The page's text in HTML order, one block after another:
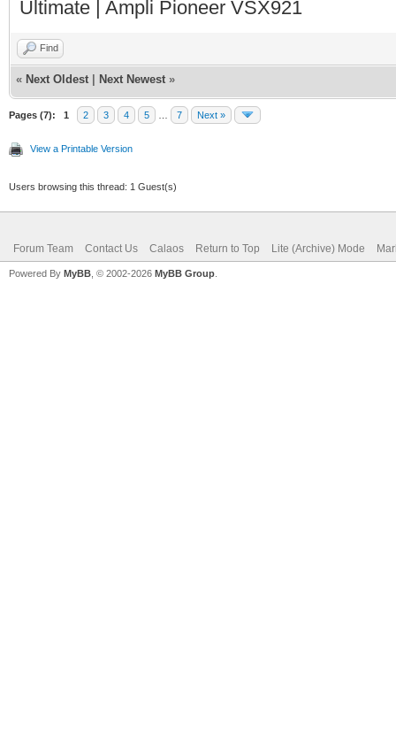
Ultimate | Ampli Pioneer VSX921
Find
« Next Oldest Next Newest »
Pages (7): 1 2 3 4 5 7 Next »
View a Printable Version
Users browsing this thread: 1 Guest(s)
Forum Team Contact Us Calaos Return to Top Lite (Archive) Mode
Powered By MyBB , © 2002-2026 MyBB Group